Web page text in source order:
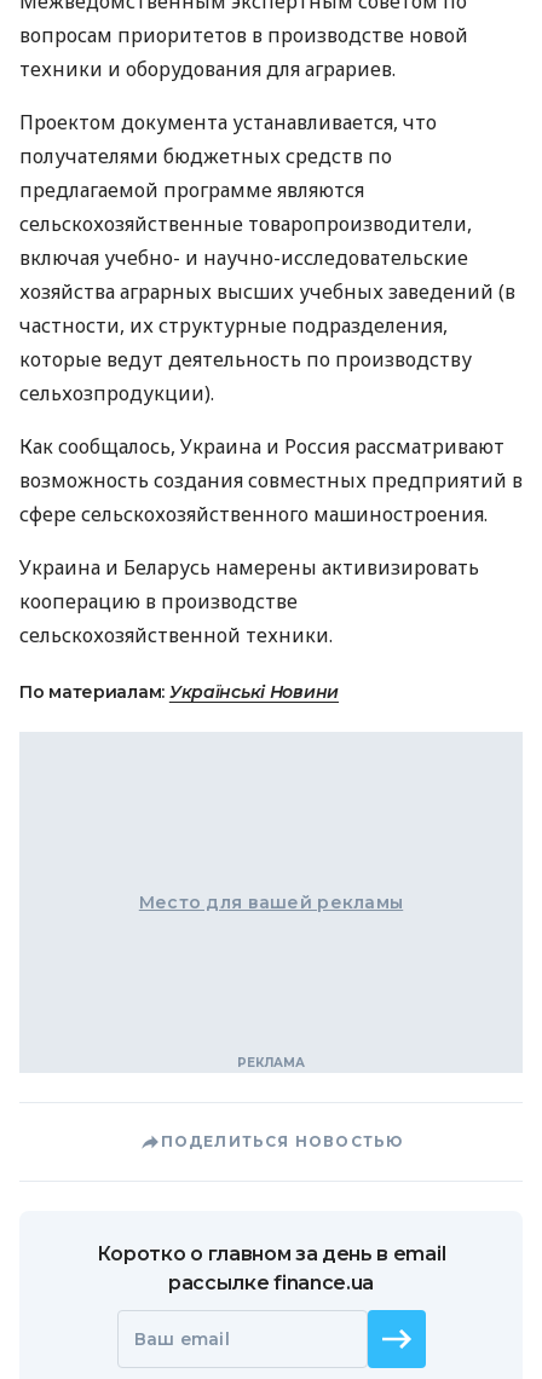
вопросам приоритетов в производстве новой
техники и оборудования для аграриев.
Проектом документа устанавливается, что
получателями бюджетных средств по
предлагаемой программе являются
сельскохозяйственные товаропроизводители,
включая учебно- и научно-исследовательские
хозяйства аграрных высших учебных заведений (в
частности, их структурные подразделения,
которые ведут деятельность по производству
сельхозпродукции).
Как сообщалось, Украина и Россия рассматривают
возможность создания совместных предприятий в
сфере сельскохозяйственного машиностроения.
Украина и Беларусь намерены активизировать
кооперацию в производстве
сельскохозяйственной техники.
По материалам: Українські Новини
Место для вашей рекламы
ПОДЕЛИТЬСЯ НОВОСТЬЮ
Коротко о главном за день в email
рассылке finance.ua
Ваш email